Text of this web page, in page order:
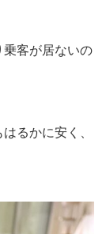
客が居ないの
るかに安く、